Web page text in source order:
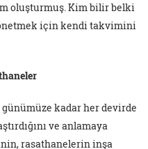
oluşturmuş. Kim bilir belki
için kendi takvimini
kadar her devirde
ve anlamaya
rasathanelerin inşa